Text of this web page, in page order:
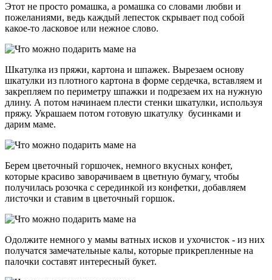
Этот не просто ромашка, а ромашка со словами любви и
пожеланиями, ведь каждый лепесток скрывает под собой
какое-то ласковое или нежное слово.
Шкатулка из пряжи, картона и шпажек. Вырезаем основу
шкатулки из плотного картона в форме сердечка, вставляем и
закрепляем по периметру шпажки и подрезаем их на нужную
длину. А потом начинаем плести стенки шкатулки, используя
пряжу. Украшаем потом готовую шкатулку бусинками и
дарим маме.
Берем цветочный горшочек, немного вкусных конфет,
которые красиво заворачиваем в цветную бумагу, чтобы
получилась розочка с серединкой из конфетки, добавляем
листочки и ставим в цветочный горшок.
Одолжите немного у мамы ватных исков и ухочисток - из них
получатся замечательные калы, которые прикрепленные на
палочки составят интересный букет.